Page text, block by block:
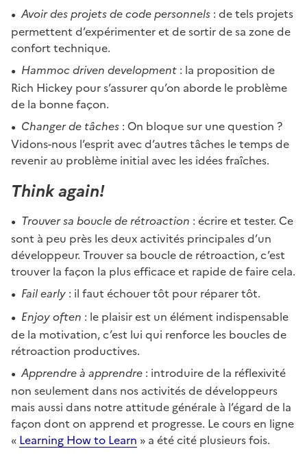
Avoir des projets de code personnels : de tels projets
permettent d’expérimenter et de sortir de sa zone de
confort technique.
Hammoc driven development : la proposition de
Rich Hickey pour s’assurer qu’on aborde le problème
de la bonne façon.
Changer de tâches : On bloque sur une question ?
Vidons-nous l’esprit avec d’autres tâches le temps de
revenir au problème initial avec les idées fraîches.
Think again!
Trouver sa boucle de rétroaction : écrire et tester. Ce
sont à peu près les deux activités principales d’un
développeur. Trouver sa boucle de rétroaction, c’est
trouver la façon la plus efficace et rapide de faire cela.
Fail early : il faut échouer tôt pour réparer tôt.
Enjoy often : le plaisir est un élément indispensable
de la motivation, c’est lui qui renforce les boucles de
rétroaction productives.
Apprendre à apprendre : introduire de la réflexivité
non seulement dans nos activités de développeurs
mais aussi dans notre attitude générale à l’égard de la
façon dont on apprend et progresse. Le cours en ligne
« Learning How to Learn » a été cité plusieurs fois.